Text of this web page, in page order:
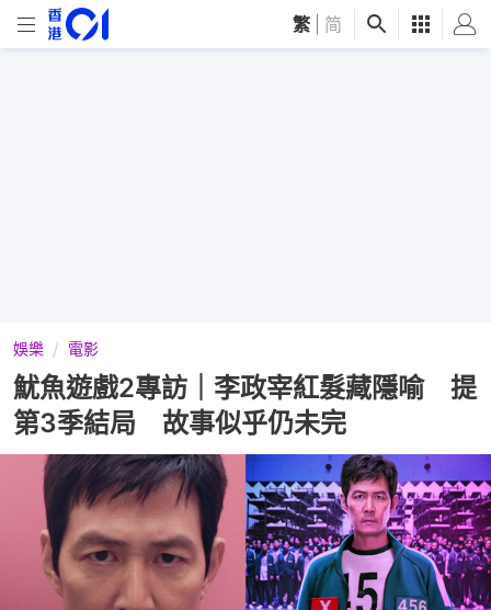
繁 简
娛樂 電影
魷魚遊戲2專訪｜李政宰紅髮藏隱喻 提
第3季結局 故事似乎仍未完